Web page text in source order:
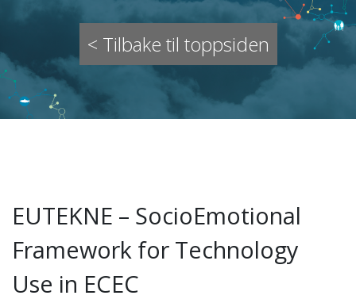
< Tilbake til toppsiden
EUTEKNE – SocioEmotional
Framework for Technology
Use in ECEC